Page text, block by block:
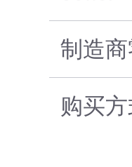
制造
购买